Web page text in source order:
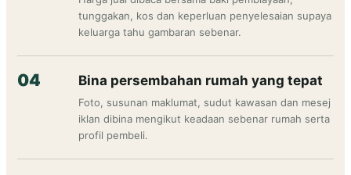
tunggakan, kos dan keperluan penyelesaian supaya
keluarga tahu gambaran sebenar.
Bina persembahan rumah yang tepat
Foto, susunan maklumat, sudut kawasan dan mesej
iklan dibina mengikut keadaan sebenar rumah serta
profil pembeli.